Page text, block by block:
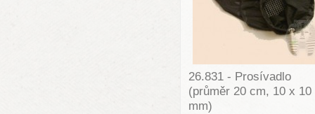
26.831 - Prosívadlo
(průměr 20 cm, 10 x 10
mm)